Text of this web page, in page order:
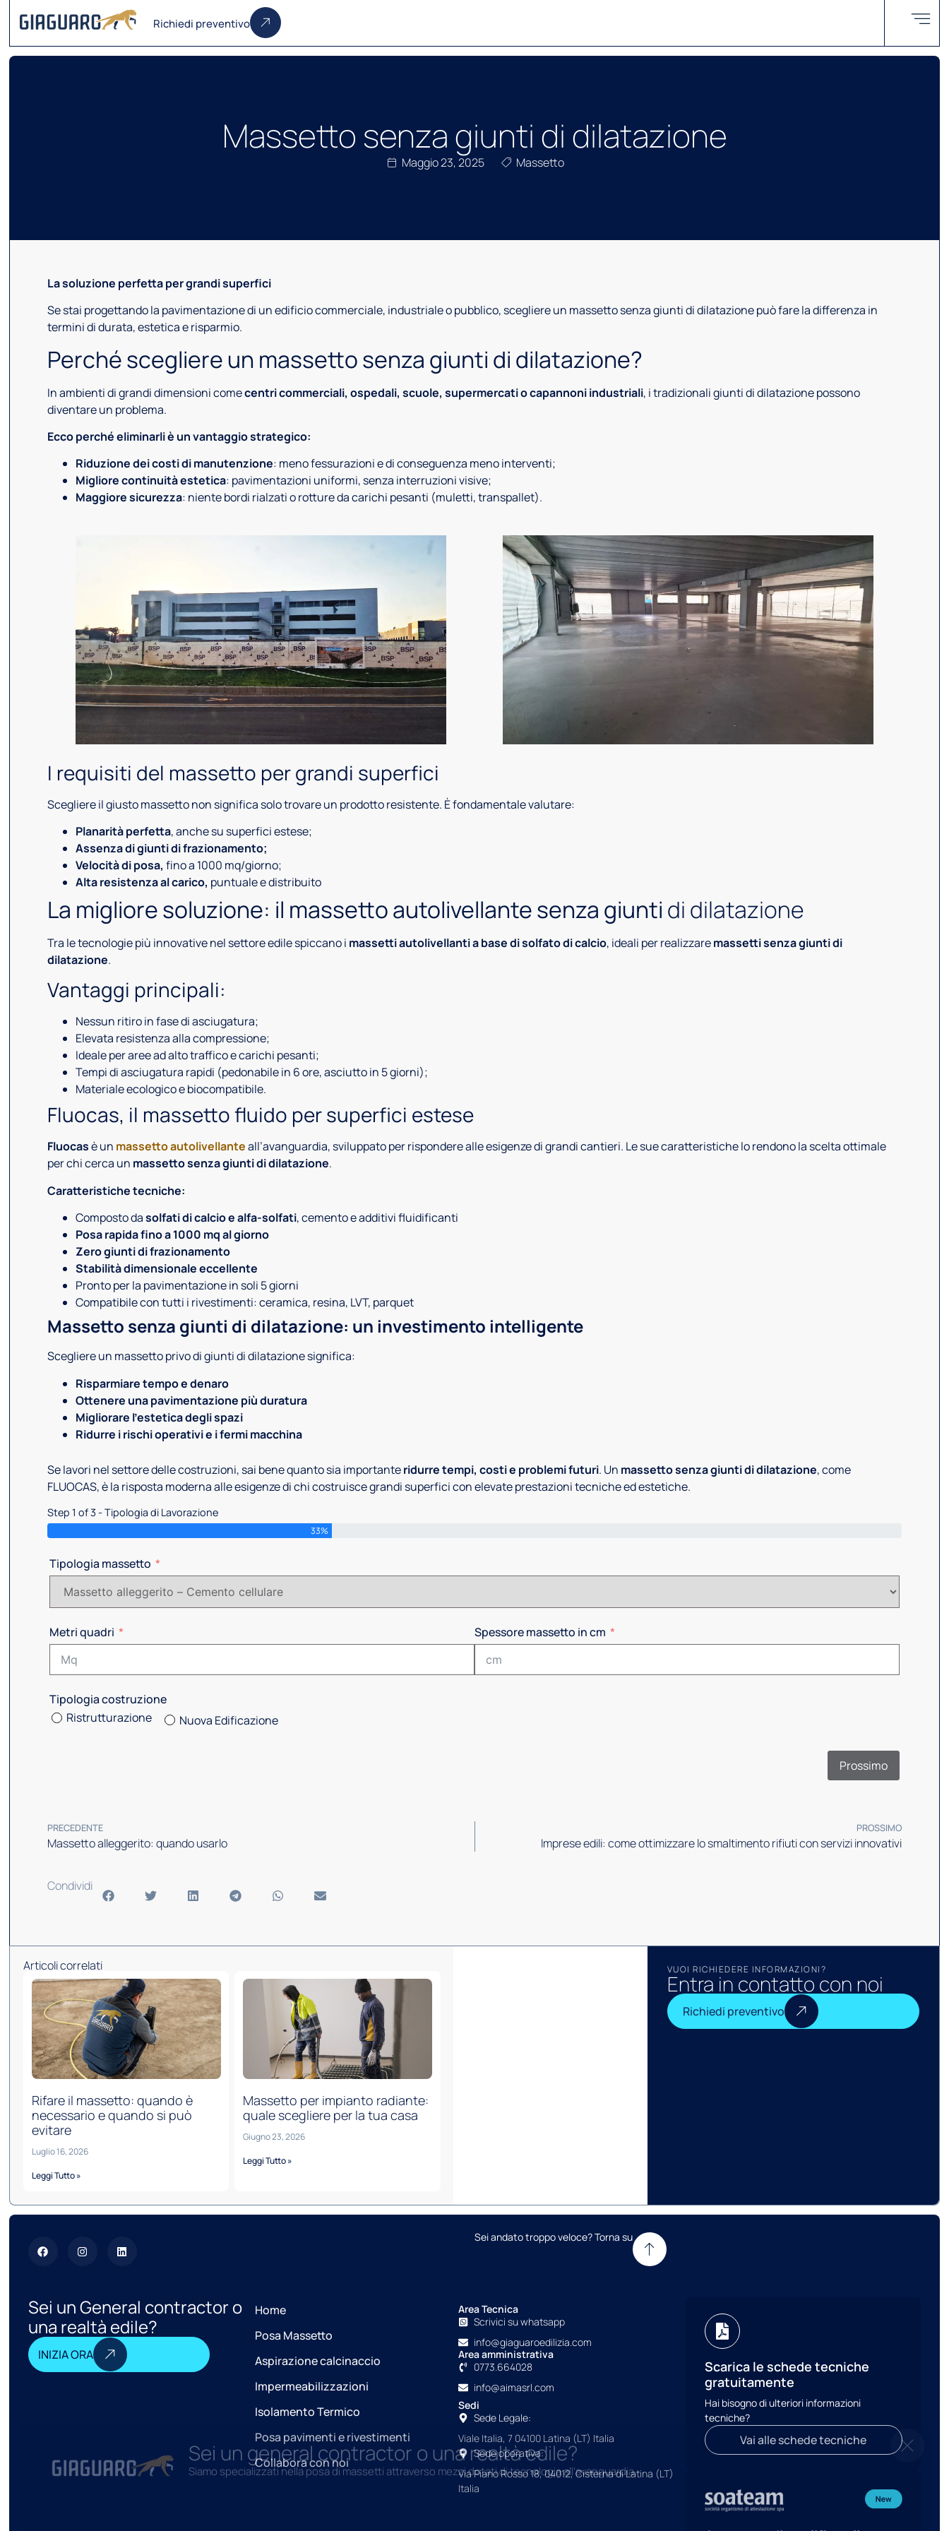
Richiedi preventivo
Massetto senza giunti di dilatazione
Maggio 23, 2025 Massetto
La soluzione perfetta per grandi superfici
Se stai progettando la pavimentazione di un edificio commerciale, industriale o pubblico, scegliere un massetto senza giunti di dilatazione può fare la differenza in
termini di durata, estetica e risparmio.
Perché scegliere un massetto senza giunti di dilatazione?
In ambienti di grandi dimensioni comecentri commerciali, ospedali, scuole, supermercati o capannoni industriali, i tradizionali giunti di dilatazione possono
diventare un problema.
Ecco perché eliminarli è un vantaggio strategico:
Riduzione dei costi di manutenzione: meno fessurazioni e di conseguenza meno interventi;
Migliore continuità estetica: pavimentazioni uniformi, senza interruzioni visive;
Maggiore sicurezza: niente bordi rialzati o rotture da carichi pesanti (muletti, transpallet).
I requisiti del massetto per grandi superfici
Scegliere il giusto massetto non significa solo trovare un prodotto resistente. È fondamentale valutare:
Planarità perfetta, anche su superfici estese;
Assenza di giunti di frazionamento;
Velocità di posa, fino a 1000 mq/giorno;
Alta resistenza al carico, puntuale e distribuito
La migliore soluzione: il massetto autolivellante senza giunti di dilatazione
Tra le tecnologie più innovative nel settore edile spiccano i massetti autolivellanti a base di solfato di calcio, ideali per realizzaremassetti senza giunti di
dilatazione.
Vantaggi principali:
Nessun ritiro in fase di asciugatura;
Elevata resistenza alla compressione;
Ideale per aree ad alto traffico e carichi pesanti;
Tempi di asciugatura rapidi (pedonabile in 6 ore, asciutto in 5 giorni);
Materiale ecologico e biocompatibile.
Fluocas, il massetto fluido per superfici estese
Fluocasè un massetto autolivellanteall’avanguardia, sviluppato per rispondere alle esigenze di grandi cantieri. Le sue caratteristiche lo rendono la scelta ottimale
per chi cerca un massetto senza giunti di dilatazione.
Caratteristiche tecniche:
Composto dasolfati di calcio e alfa-solfati, cemento e additivi fluidificanti
Posa rapida fino a 1000 mq al giorno
Zero giunti di frazionamento
Stabilità dimensionale eccellente
Pronto per la pavimentazione in soli 5 giorni
Compatibile con tutti i rivestimenti: ceramica, resina, LVT, parquet
Massetto senza giunti di dilatazione: un investimento intelligente
Scegliere un massetto privo di giunti di dilatazione significa:
Risparmiare tempo e denaro
Ottenere una pavimentazione più duratura
Migliorare l’estetica degli spazi
Ridurre i rischi operativi e i fermi macchina
Se lavori nel settore delle costruzioni, sai bene quanto sia importanteridurre tempi, costi e problemi futuri. Un massetto senza giunti di dilatazione, come
FLUOCAS, è la risposta moderna alle esigenze di chi costruisce grandi superfici con elevate prestazioni tecniche ed estetiche.
Step 1 of 3 - Tipologia di Lavorazione
33%
Tipologia massetto
Metri quadri Spessore massetto in cm
Tipologia costruzione
Ristrutturazione
Nuova Edificazione
Prossimo
PRECEDENTE
Massetto alleggerito: quando usarlo
PROSSIMO
Imprese edili: come ottimizzare lo smaltimento rifiuti con servizi innovativi
Condividi
Articoli correlati
Rifare il massetto: quando è
necessario e quando si può
evitare
Luglio 16, 2026
Leggi Tutto »
Massetto per impianto radiante:
quale scegliere per la tua casa
Giugno 23, 2026
Leggi Tutto »
VUOI RICHIEDERE INFORMAZIONI?
Entra in contatto con noi
Richiedi preventivo
Sei andato troppo veloce? Torna su
Sei un General contractor o
una realtà edile?
INIZIA ORA
Home
Posa Massetto
Aspirazione calcinaccio
Impermeabilizzazioni
Isolamento Termico
Posa pavimenti e rivestimenti
Collabora con noi
Area Tecnica
Scrivici su whatsapp
info@giaguaroedilizia.com
Area amministrativa
0773.664028
info@aimasrl.com
Sedi
Sede Legale:
Viale Italia, 7 04100 Latina (LT) Italia
Sede operativa:
Via Piano Rosso 18, 04012, Cisterna di Latina (LT)
Italia
Scarica le schede tecniche
gratuitamente
Hai bisogno di ulteriori informazioni
tecniche?
Vai alle schede tecniche
Sei un general contractor o una realtà edile?
Siamo specializzati nella posa di massetti attraverso mezzi dotati di tecnologia all’avanguardia.